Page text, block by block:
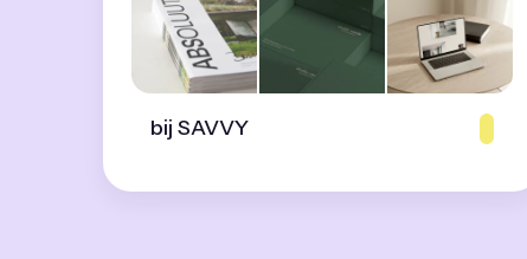
bij SAVVY